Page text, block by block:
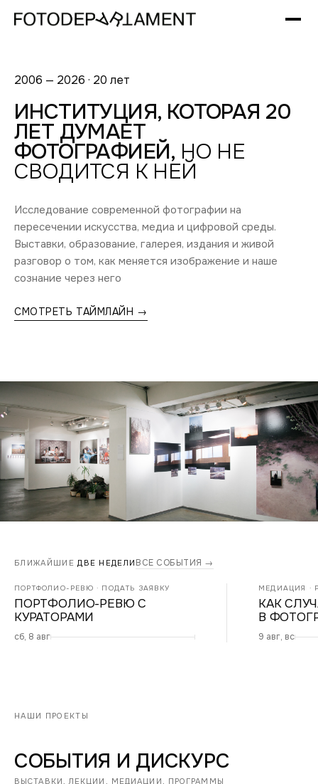
2006 — 2026 · 20 лет
ИНСТИТУЦИЯ, КОТОРАЯ 20
ЛЕТ ДУМАЕТ
ФОТОГРАФИЕЙ, НО НЕ
СВОДИТСЯ К НЕЙ
Исследование современной фотографии на
пересечении искусства, медиа и цифровой среды.
Выставки, образование, галерея, издания и живой
разговор о том, как меняется изображение и наше
сознание через него
СМОТРЕТЬ ТАЙМЛАЙН →
БЛИЖАЙШИЕДВЕ НЕДЕЛИ ВСЕ СОБЫТИЯ →
ПОРТФОЛИО-РЕВЮ · ПОДАТЬ ЗАЯВКУ
ПОРТФОЛИО-РЕВЮ С
КУРАТОРАМИ
сб, 8 авг
МЕДИАЦИЯ ·
КАК
В
9 авг, вс
НАШИ ПРОЕКТЫ
СОБЫТИЯ И ДИСКУРС
ВЫСТАВКИ, ЛЕКЦИИ, МЕДИАЦИИ, ПРОГРАММЫ